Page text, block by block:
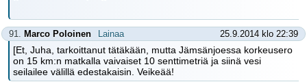
91. Marco Poloinen Lainaa 25.9.2014 klo 22:39
[Et, Juha, tarkoittanut tätäkään, mutta Jämsänjoessa korkeusero
on 15 km:n matkalla vaivaiset 10 senttimetriä ja siinä vesi
seilailee välillä edestakaisin. Veikeää!